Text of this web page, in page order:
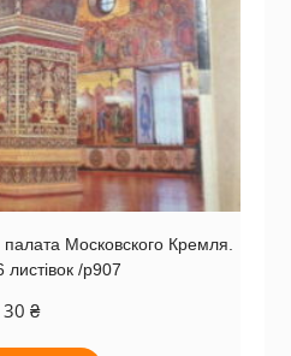
Московского Кремля.
листівок /р907
30 ₴